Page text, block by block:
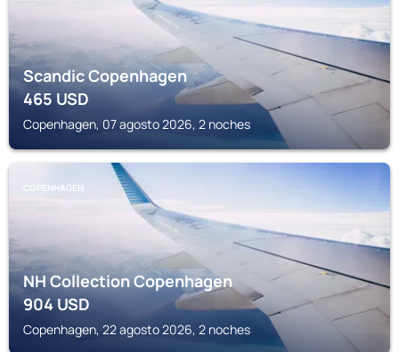
Scandic Copenhagen
465USD
Copenhagen, 07 agosto 2026, 2 noches
COPENHAGEN
NH Collection Copenhagen
904USD
Copenhagen, 22 agosto 2026, 2 noches